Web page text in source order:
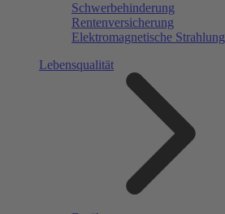
Schwerbehinderung
Rentenversicherung
Elektromagnetische Strahlung
Lebensqualität